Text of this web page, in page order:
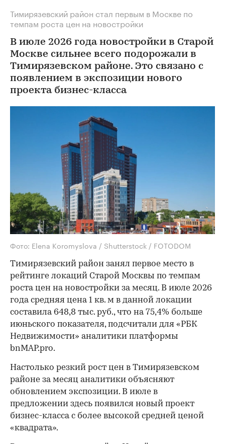
Тимирязевский район стал первым в Москве по
темпам роста цен на новостройки
В июле 2026 года новостройки в Старой
Москве сильнее всего подорожали в
Тимирязевском районе. Это связано с
появлением в экспозиции нового
проекта бизнес-класса
Фото: Elena Koromyslova / Shutterstock / FOTODOM
Тимирязевский район занял первое место в
рейтинге локаций Старой Москвы по темпам
роста цен на новостройки за месяц. В июле 2026
года средняя цена 1 кв. м в данной локации
составила 648,8 тыс. руб., что на 75,4% больше
июньского показателя, подсчитали для «РБК
Недвижимости» аналитики платформы
bnMAP.pro.
Настолько резкий рост цен в Тимирязевском
районе за месяц аналитики объясняют
обновлением экспозиции. В июле в
предложении здесь появился новый проект
бизнес-класса с более высокой средней ценой
«квадрата».